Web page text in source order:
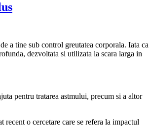
a tine sub control greutatea corporala. Iata ca
dezvoltata si utilizata la scara larga in
pentru tratarea astmului, precum si a altor
o cercetare care se refera la impactul